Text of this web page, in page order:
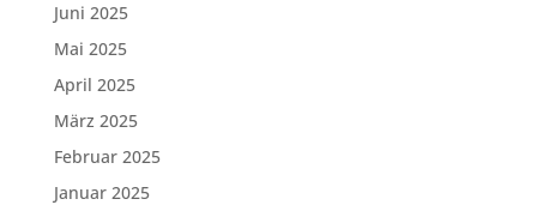
Juni 2025
Mai 2025
April 2025
März 2025
Februar 2025
Januar 2025